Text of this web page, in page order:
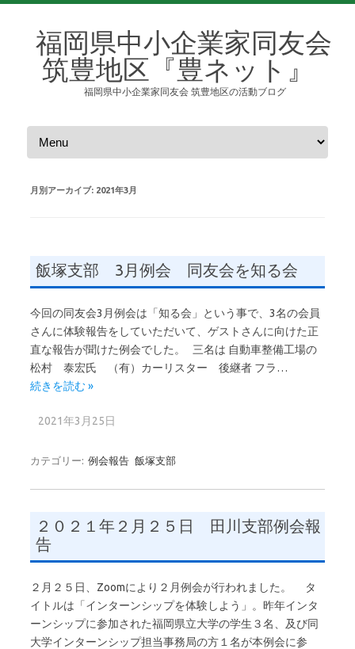
福岡県中小企業家同友会
筑豊地区『豊ネット』
福岡県中小企業家同友会 筑豊地区の活動ブログ
コンテンツへスキップ
月別アーカイブ: 2021年3月
飯塚支部 3月例会 同友会を知る会
今回の同友会3月例会は「知る会」という事で、3名の会員
さんに体験報告をしていただいて、ゲストさんに向けた正
直な報告が聞けた例会でした。 三名は 自動車整備工場の
松村 泰宏氏 （有）カーリスター 後継者 フラ…
続きを読む »
2021年3月25日
カテゴリー: 例会報告 飯塚支部
２０２１年２月２５日 田川支部例会報
告
２月２５日、Zoomにより２月例会が行われました。 タ
イトルは「インターンシップを体験しよう」。昨年インタ
ーンシップに参加された福岡県立大学の学生３名、及び同
大学インターンシップ担当事務局の方１名が本例会に参